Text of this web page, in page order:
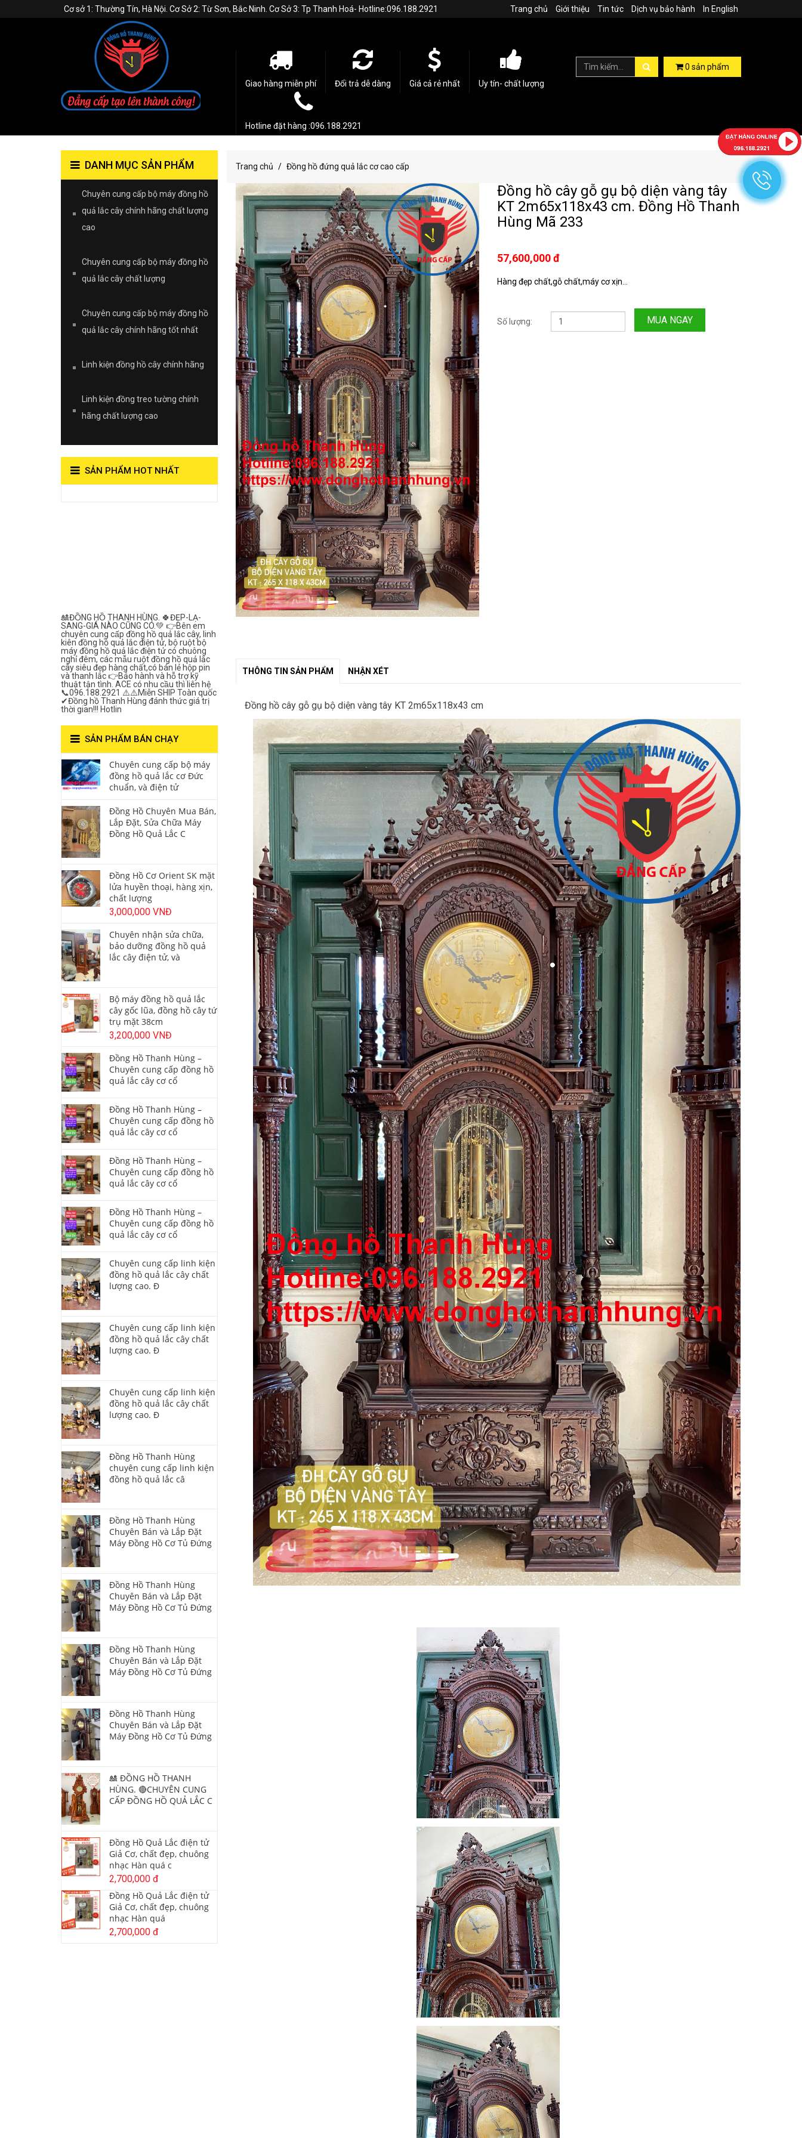
Trang chủ Giới thiệu Tin tức Dịch vụ bảo hành In English
Cơ sở 1: Thường Tín, Hà Nội. Cơ Sở 2: Từ Sơn, Bắc Ninh. Cơ Sở 3: Tp Thanh Hoá- Hotline:096.188.2921
Giao hàng miễn phí Đổi trả dễ dàng Giá cả rẻ nhất Uy tín- chất lượng
Hotline đặt hàng :096.188.2921
0 sản phẩm
Trang chủ Đồng hồ đứng quả lắc cơ cao cấp
Đồng hồ cây gỗ gụ bộ diện vàng tây
KT 2m65x118x43 cm. Đồng Hồ Thanh
Hùng Mã 233
57,600,000 đ
Hàng đẹp chất,gỗ chất,máy cơ xịn...
Số lượng: MUA NGAY
THÔNG TIN SẢN PHẨM NHẬN XÉT
Đồng hồ cây gỗ gụ bộ diện vàng tây KT 2m65x118x43 cm
DANH MỤC SẢN PHẨM
Chuyên cung cấp bộ máy đồng hồ
quả lắc cây chính hãng chất lượng
cao
Chuyên cung cấp bộ máy đồng hồ
quả lắc cây chất lượng
Chuyên cung cấp bộ máy đồng hồ
quả lắc cây chính hãng tốt nhất
Linh kiện đồng hồ cây chính hãng
Linh kiện đồng treo tường chính
hãng chất lượng cao
SẢN PHẨM HOT NHẤT
🎎ĐỒNG HỒ THANH HÙNG. 🍀ĐẸP-LẠ-
SANG-GIÁ NÀO CŨNG CÓ.💚 👉Bên em
chuyên cung cấp đồng hồ quả lắc cây, linh
kiên đồng hồ quả lắc điện tử, bộ ruột bộ
máy đồng hồ quả lắc điện tử có chuông
nghỉ đêm, các mẫu ruột đồng hồ quả lắc
cây siêu đẹp hàng chất,có bán lẻ hộp pin
và thanh lắc 👉Bảo hành và hỗ trợ kỹ
thuật tận tình. ACE có nhu cầu thì liên hệ
📞096.188.2921 ⚠️⚠️Miễn SHIP Toàn quốc
✔Đồng hồ Thanh Hùng đánh thức giá trị
thời gian!!! Hotlin
SẢN PHẨM BÁN CHẠY
Chuyên cung cấp bộ máy
đồng hồ quả lắc cơ Đức
chuẩn, và điện tử
Đồng Hồ Chuyên Mua Bán,
Lắp Đặt, Sửa Chữa Máy
Đồng Hồ Quả Lắc C
Đồng Hồ Cơ Orient SK mặt
lửa huyền thoại, hàng xịn,
chất lượng
3,000,000 VNĐ
Chuyên nhận sửa chữa,
bảo dưỡng đồng hồ quả
lắc cây điện tử, và
Bộ máy đồng hồ quả lắc
cây gốc lũa, đồng hồ cây tứ
trụ mặt 38cm
3,200,000 VNĐ
Đồng Hồ Thanh Hùng –
Chuyên cung cấp đồng hồ
quả lắc cây cơ cổ
Đồng Hồ Thanh Hùng –
Chuyên cung cấp đồng hồ
quả lắc cây cơ cổ
Đồng Hồ Thanh Hùng –
Chuyên cung cấp đồng hồ
quả lắc cây cơ cổ
Đồng Hồ Thanh Hùng –
Chuyên cung cấp đồng hồ
quả lắc cây cơ cổ
Chuyên cung cấp linh kiện
đồng hồ quả lắc cây chất
lượng cao. Đ
Chuyên cung cấp linh kiện
đồng hồ quả lắc cây chất
lượng cao. Đ
Chuyên cung cấp linh kiện
đồng hồ quả lắc cây chất
lượng cao. Đ
Đồng Hồ Thanh Hùng
chuyên cung cấp linh kiện
đồng hồ quả lắc câ
Đồng Hồ Thanh Hùng
Chuyên Bán và Lắp Đặt
Máy Đồng Hồ Cơ Tủ Đứng
Đồng Hồ Thanh Hùng
Chuyên Bán và Lắp Đặt
Máy Đồng Hồ Cơ Tủ Đứng
Đồng Hồ Thanh Hùng
Chuyên Bán và Lắp Đặt
Máy Đồng Hồ Cơ Tủ Đứng
Đồng Hồ Thanh Hùng
Chuyên Bán và Lắp Đặt
Máy Đồng Hồ Cơ Tủ Đứng
🎎 ĐỒNG HỒ THANH
HÙNG. 🔴CHUYÊN CUNG
CẤP ĐỒNG HỒ QUẢ LẮC C
Đồng Hồ Quả Lắc điện tử
Giả Cơ, chất đẹp, chuông
nhạc Hàn quá c
2,700,000 đ
Đồng Hồ Quả Lắc điện tử
Giả Cơ, chất đẹp, chuông
nhạc Hàn quá
2,700,000 đ